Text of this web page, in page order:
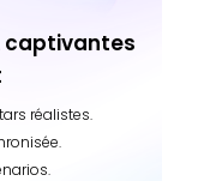
captivantes
réalistes.